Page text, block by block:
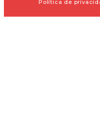
Política de